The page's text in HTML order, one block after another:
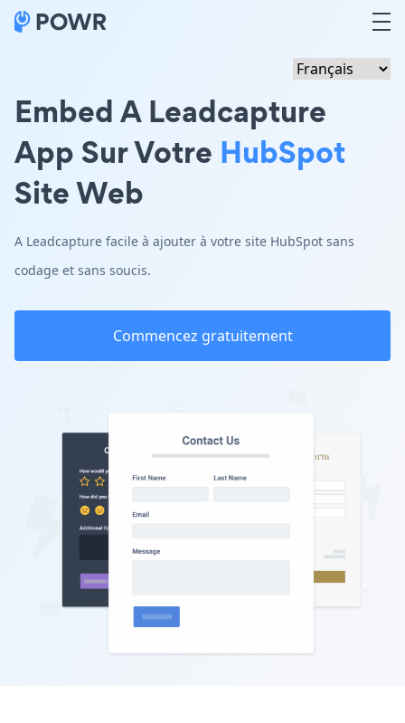
Embed A Leadcapture
App Sur Votre HubSpot
Site Web
A Leadcapture facile à ajouter à votre site HubSpot sans
codage et sans soucis.
Commencez gratuitement